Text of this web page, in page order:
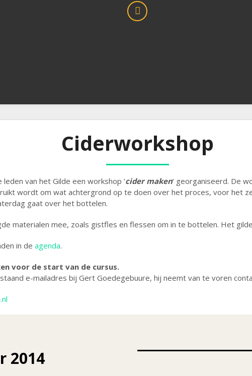
Ciderworkshop
van het Gilde een workshop ‘cider maken‘ georganiseerd. De
wordt om wat achtergrond op te doen over het proces, voor het
gaat over het bottelen.
materialen mee, zoals gistfles en flessen om in te bottelen. Het
in de agenda.
voor de start van de cursus.
e-mailadres bij Gert Goedegebuure, hij neemt van te voren
2014